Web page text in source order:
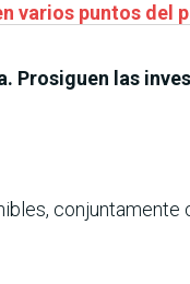
varios puntos del
Prosiguen las
conjuntamente